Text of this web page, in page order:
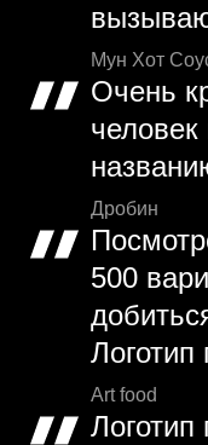
Мун Хот
Очень
Дробин
500
Art food